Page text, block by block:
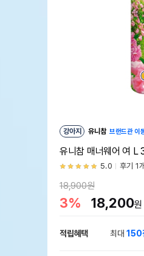
강아지 유니참 브랜드관 이
유니참 매너웨어 여 L
5.0 후기 1개
18,900원
3% 18,200원
적립혜택 최대150